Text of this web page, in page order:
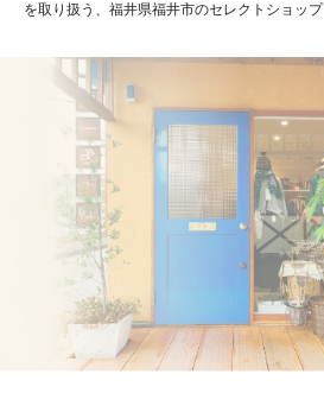
を取り扱う、福井県福井市のセレクトショップ